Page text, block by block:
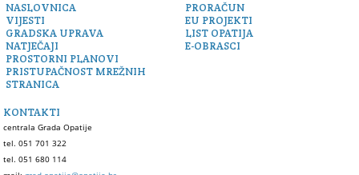
NASLOVNICA
VIJESTI
GRADSKA UPRAVA
NATJEČAJI
PROSTORNI PLANOVI
PRISTUPAČNOST MREŽNIH
STRANICA
PRORAČUN
EU PROJEKTI
LIST OPATIJA
E-OBRASCI
KONTAKTI
centrala Grada Opatije
tel. 051 701 322
tel. 051 680 114